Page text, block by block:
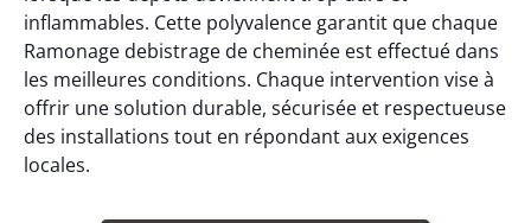
inflammables. Cette polyvalence garantit que chaque
Ramonage debistrage de cheminée est effectué dans
les meilleures conditions. Chaque intervention vise à
offrir une solution durable, sécurisée et respectueuse
des installations tout en répondant aux exigences
locales.